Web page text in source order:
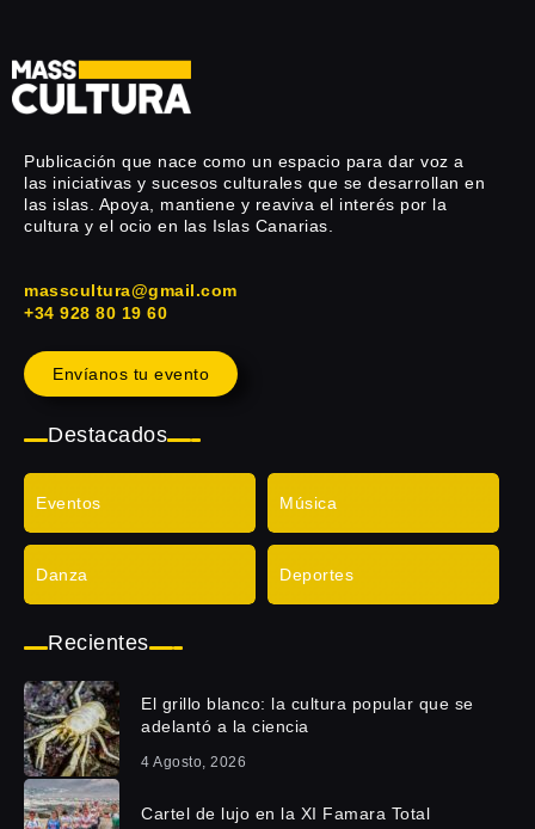
Publicación que nace como un espacio para dar voz a
las iniciativas y sucesos culturales que se desarrollan en
las islas. Apoya, mantiene y reaviva el interés por la
cultura y el ocio en las Islas Canarias.
masscultura@gmail.com
+34 928 80 19 60
Envíanos tu evento
Destacados
Eventos Música
Danza Deportes
Recientes
El grillo blanco: la cultura popular que se
adelantó a la ciencia
4 Agosto, 2026
Cartel de lujo en la XI Famara Total